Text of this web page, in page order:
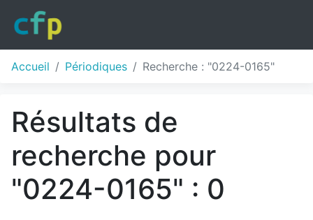
Accueil Périodiques Recherche : "0224-0165"
Résultats de
recherche pour
"0224-0165" : 0